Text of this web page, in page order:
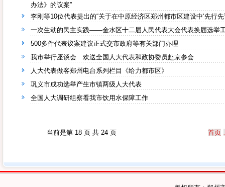
办法》的议案”
李刚等10位代表提出的“关于在中原经济区郑州都市区建设中‘先行先
一次生动的民主实践——金水区十二届人民代表大会代表换届选举
500多件代表议案建议正式交市政府等有关部门办理
我市举行座谈会 欢送全国人大代表和政协委员赴京参会
人大代表做客郑州电台系列栏目《给力都市区》
巩义市成功选举产生市镇两级人大代表
全国人大调研组察看我市饮用水保障工作
当前是第 18 页 共 24 页 首页